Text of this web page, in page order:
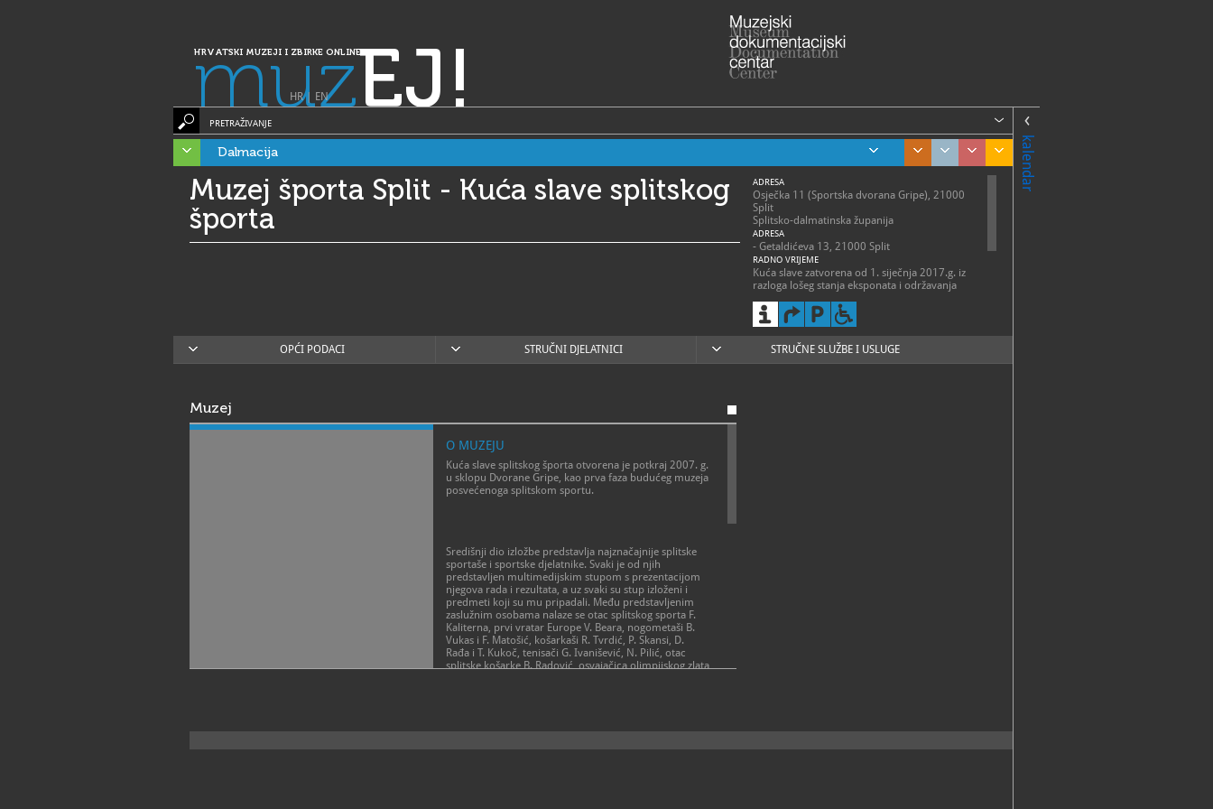
HRVATSKI MUZEJI I ZBIRKE ONLINE
muzEJ!
HR| EN
kalendar
PRETRAŽIVANJE
Dalmacija
Muzej športa Split - Kuća slave splitskog
športa
ADRESA
Osječka 11 (Sportska dvorana Gripe), 21000
Split
Splitsko-dalmatinska županija
ADRESA
- Getaldićeva 13, 21000 Split
RADNO VRIJEME
Kuća slave zatvorena od 1. siječnja 2017.g. iz
razloga lošeg stanja eksponata i održavanja
098-867-261, 021/458-624
info@muzejsporta-st.hr
W
http://www.muzejsporta-
st.hr/muzej_sporta.html
OPĆI PODACI STRUČNI DJELATNICI STRUČNE SLUŽBE I USLUGE
Muzej
O MUZEJU
Kuća slave splitskog športa otvorena je potkraj 2007. g.
u sklopu Dvorane Gripe, kao prva faza budućeg muzeja
posvećenoga splitskom sportu.
Središnji dio izložbe predstavlja najznačajnije splitske
sportaše i sportske djelatnike. Svaki je od njih
predstavljen multimedijskim stupom s prezentacijom
njegova rada i rezultata, a uz svaki su stup izloženi i
predmeti koji su mu pripadali. Među predstavljenim
zaslužnim osobama nalaze se otac splitskog sporta F.
Kaliterna, prvi vratar Europe V. Beara, nogometaši B.
Vukas i F. Matošić, košarkaši R. Tvrdić, P. Skansi, D.
Rađa i T. Kukoč, tenisači G. Ivanišević, N. Pilić, otac
splitske košarke B. Radović, osvajačica olimpijskog zlata
športski djelatnik Miro Mihovilović, vaterpolist Milivoj